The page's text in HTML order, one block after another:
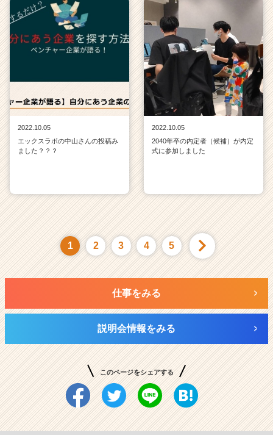
2022.10.05
エックスラボの中山さんの投稿み
ました？？？
2022.10.05
2040年卒の内定者（候補）が内定
式に参加しました
1 2 3 4 5
仕事をみる
説明会情報をみる
このページをシェアする